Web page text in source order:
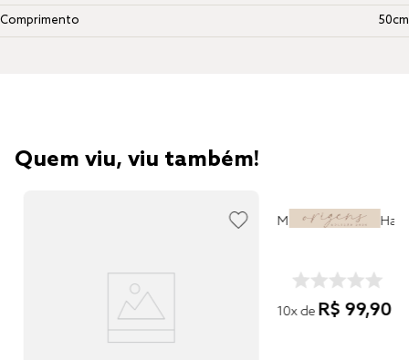
Comprimento 50cm
Quem viu, viu também!
Manta Altenburg
10x de R$ 99,90